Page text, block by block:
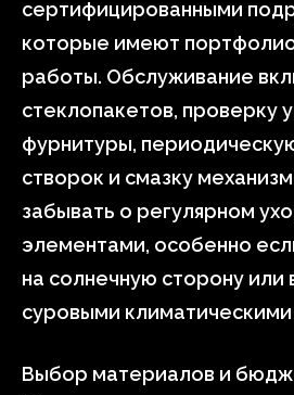
сертифицированными
которые имеют
работы. Обслуживание
стеклопакетов, проверку
фурнитуры,
створок и смазку
забывать о регулярном
элементами, особенно
на солнечную сторону или
суровыми климатическими
Выбор материалов и